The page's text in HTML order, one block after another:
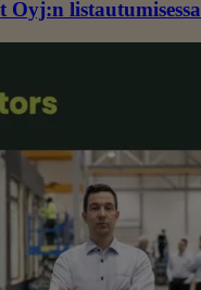
listautumisessa